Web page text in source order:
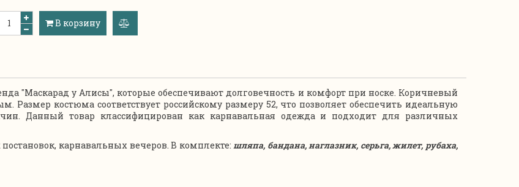
В корзину
"Маскарад у Алисы", которые обеспечивают долговечность и комфорт при носке. Коричневый
костюма соответствует российскому размеру 52, что позволяет обеспечить идеальную
Данный товар классифицирован как карнавальная одежда и подходит для различных
карнавальных вечеров. В комплекте: шляпа, бандана, наглазник, серьга, жилет, рубаха,